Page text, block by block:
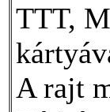
TTT,
A rajt